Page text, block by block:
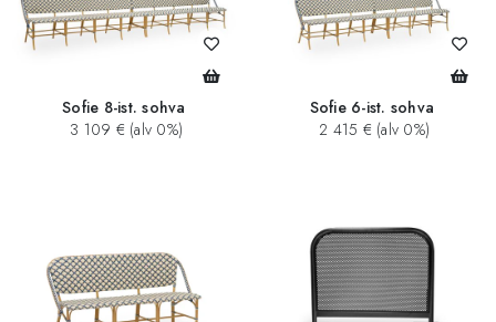
Sofie 8-ist. sohva
3 109 € (alv 0%)
Sofie 6-ist. sohva
2 415 € (alv 0%)